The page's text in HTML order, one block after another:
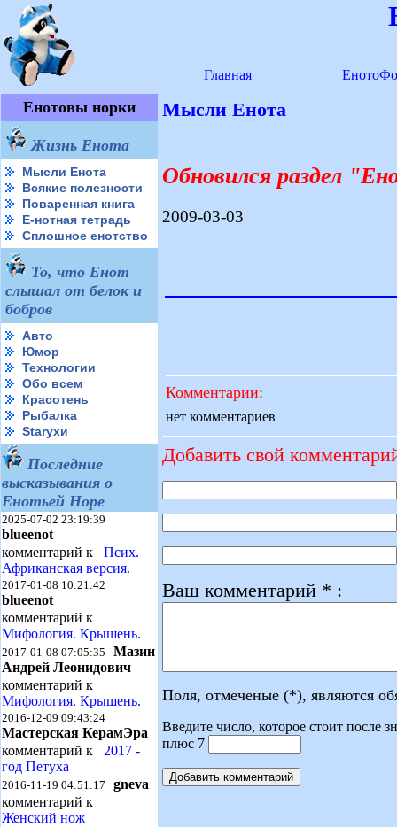
Главная
Енотовы норки
Жизнь Енота
Мысли Енота
Всякие полезности
Поваренная книга
Е-нотная тетрадь
Сплошное енотство
То, что Енот
слышал от белок и
бобров
Авто
Юмор
Технологии
Обо всем
Красотень
Рыбалка
Starухи
Последние
высказывания о
Енотьей Норе
2025-07-02 23:19:39
blueenot
комментарий к Псих.
Африканская версия.
2017-01-08 10:21:42
blueenot
комментарий к
Мифология. Крышень.
2017-01-08 07:05:35 Мазин
Андрей Леонидович
комментарий к
Мифология. Крышень.
2016-12-09 09:43:24
Мастерская КерамЭра
комментарий к 2017 -
год Петуха
2016-11-19 04:51:17 gneva
комментарий к
Женский нож
Мысли Енота
Обновился раздел
2009-03-03
Комментарии:
нет комментариев
Добавить свой
Ваш комментарий * :
Поля, отмеченые (*), являются
Введите число, которое стоит после
плюс 7